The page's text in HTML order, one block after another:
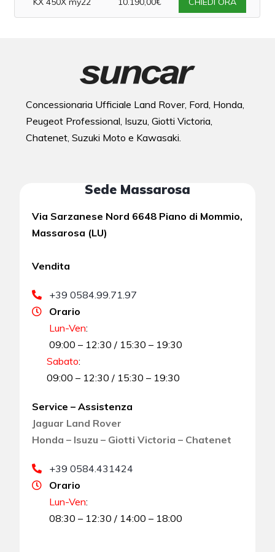
Concessionaria Ufficiale Land Rover, Ford, Honda,
Peugeot Professional, Isuzu, Giotti Victoria,
Chatenet, Suzuki Moto e Kawasaki.
Sede Massarosa
Via Sarzanese Nord 6648 Piano di Mommio,
Massarosa (LU)
Vendita
+39 0584.99.71.97
Orario
Lun-Ven:
09:00 – 12:30 / 15:30 – 19:30
Sabato:
09:00 – 12:30 / 15:30 – 19:30
Service – Assistenza
Jaguar Land Rover
Honda – Isuzu – Giotti Victoria – Chatenet
+39 0584.431424
Orario
Lun-Ven:
08:30 – 12:30 / 14:00 – 18:00